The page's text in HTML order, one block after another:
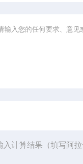
入计算结果（填写阿